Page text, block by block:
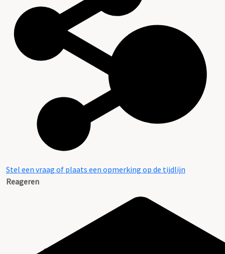
Stel een vraag of plaats een opmerking op de tijdlijn
Reageren